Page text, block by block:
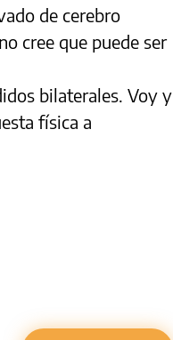
de cerebro
cree que puede ser
bilaterales. Voy y
física a